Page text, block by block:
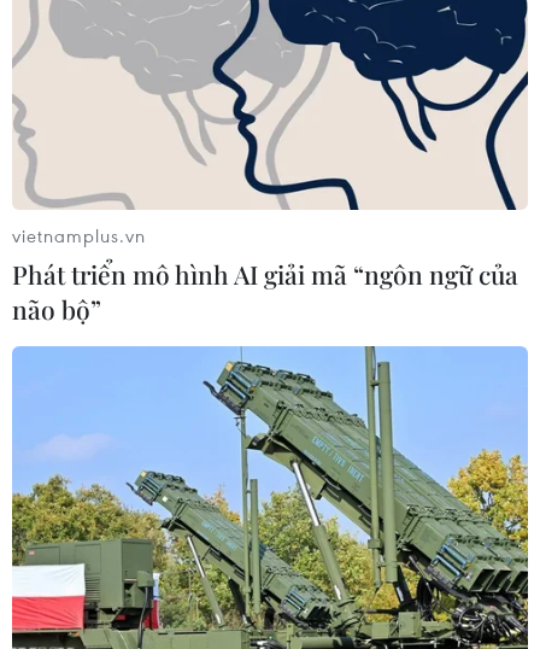
#quan hệ Việt Nam-Brunei
#ẩm thực Việt
#lễ hội truyền thống
Brunei
TIN LIÊN QUAN
vietnamplus.vn
Phát triển mô hình AI giải mã “ngôn ngữ của
não bộ”